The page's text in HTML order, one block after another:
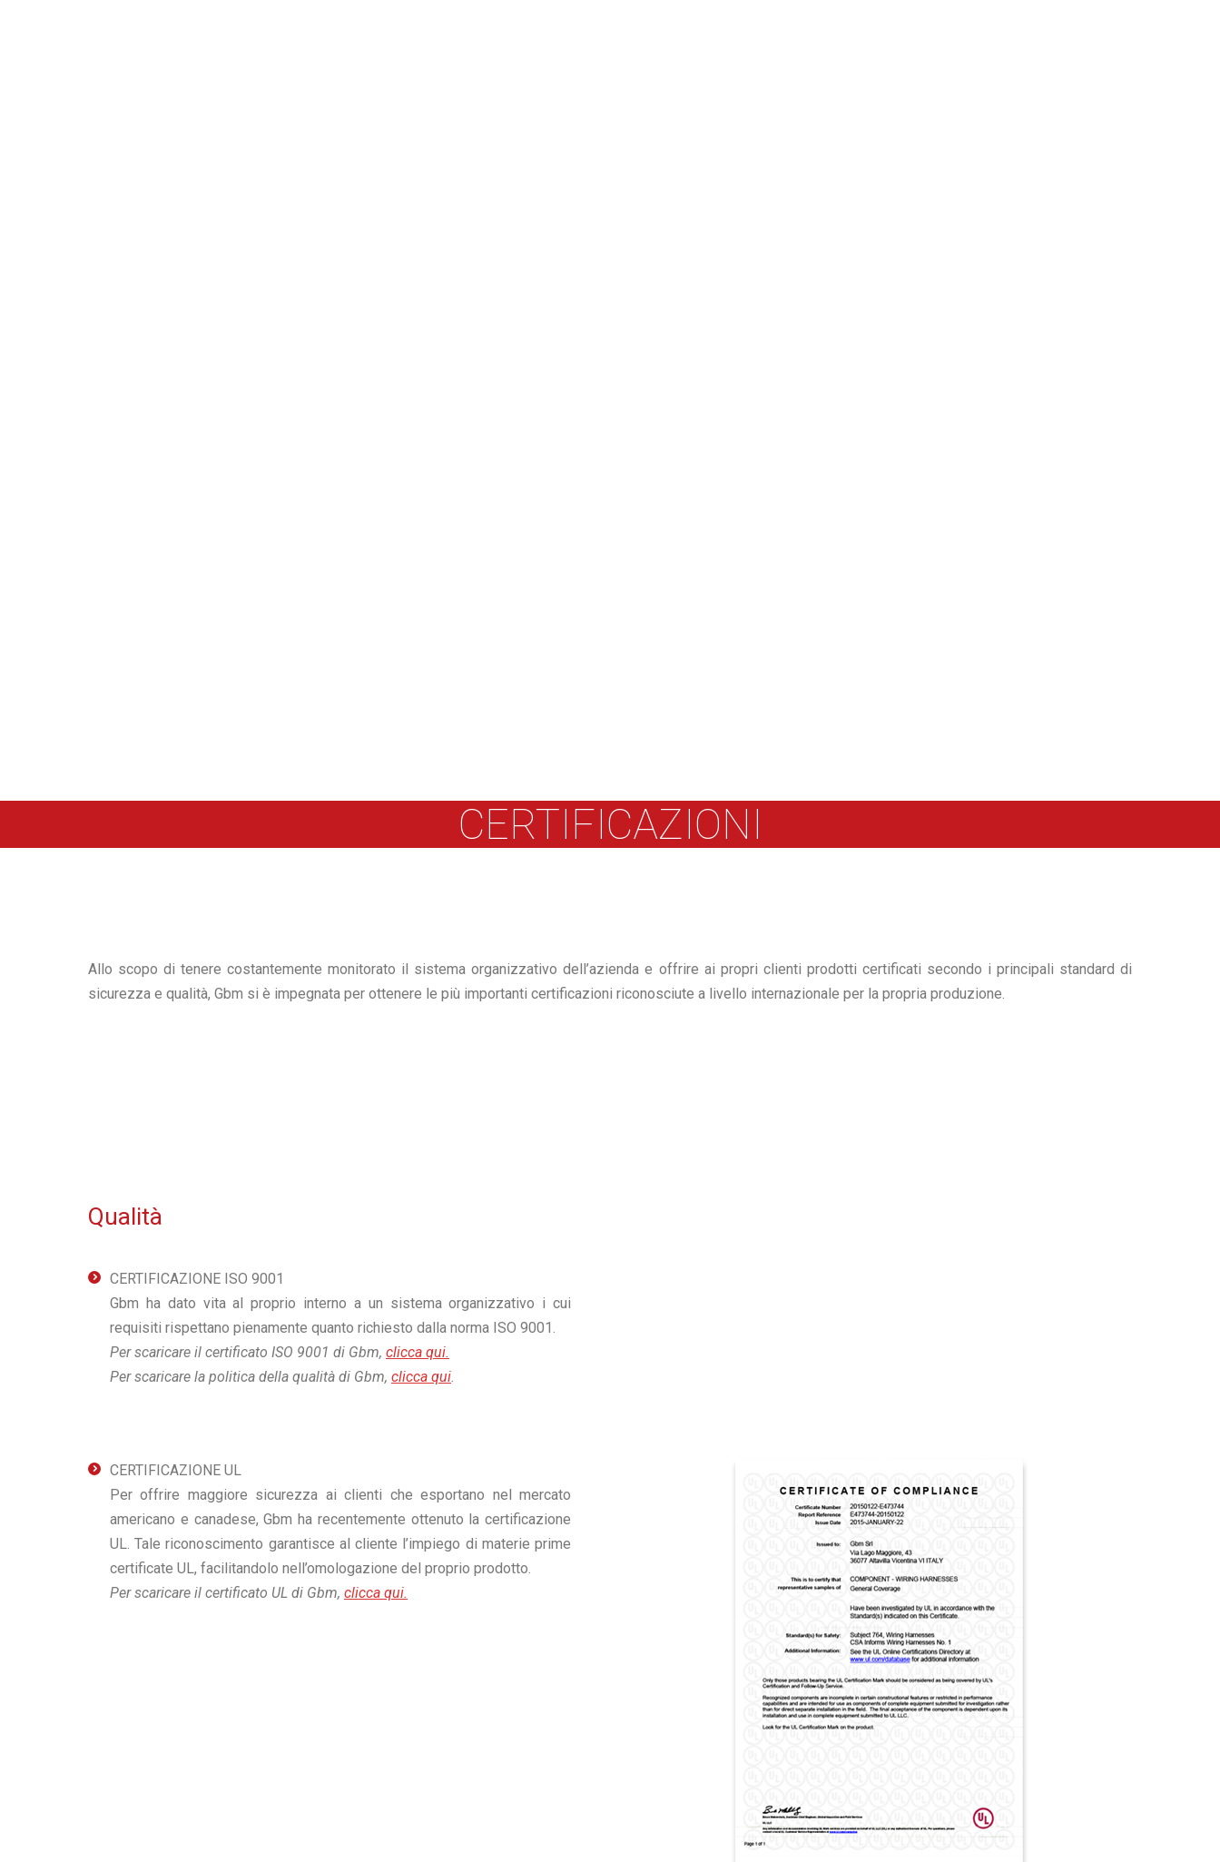
CERTIFICAZIONI
Allo scopo di tenere costantemente monitorato il sistema organizzativo dell’azienda e offrire ai propri clienti prodotti certificati secondo i principali standard di
sicurezza e qualità, Gbm si è impegnata per ottenere le più importanti certificazioni riconosciute a livello internazionale per la propria produzione.
Qualità
CERTIFICAZIONE ISO 9001
Gbm ha dato vita al proprio interno a un sistema organizzativo i cui
requisiti rispettano pienamente quanto richiesto dalla norma ISO 9001.
Per scaricare il certificato ISO 9001 di Gbm, clicca qui.
Per scaricare la politica della qualità di Gbm, clicca qui.
CERTIFICAZIONE UL
Per offrire maggiore sicurezza ai clienti che esportano nel mercato
americano e canadese, Gbm ha recentemente ottenuto la certificazione
UL. Tale riconoscimento garantisce al cliente l’impiego di materie prime
certificate UL, facilitandolo nell’omologazione del proprio prodotto.
Per scaricare il certificato UL di Gbm, clicca qui.